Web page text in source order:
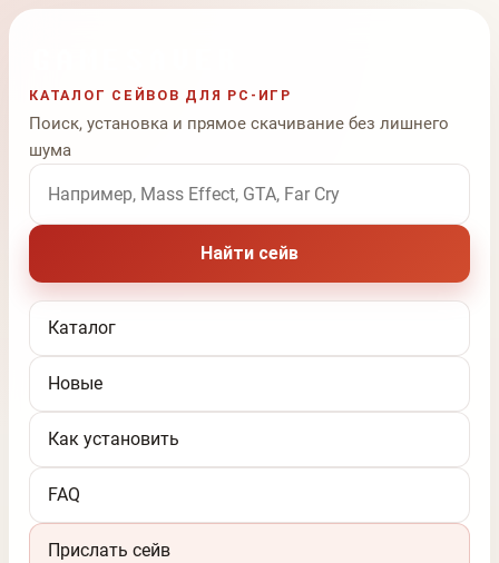
КАТАЛОГ СЕЙВОВ ДЛЯ PC-ИГР
Поиск, установка и прямое скачивание без лишнего
шума
Поиск по названию игры
Найти сейв
Каталог
Новые
Как установить
FAQ
Прислать сейв